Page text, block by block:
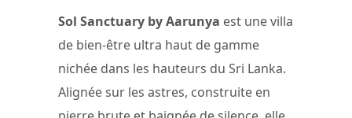
Sol Sanctuary by Aarunya est une villa
de bien-être ultra haut de gamme
nichée dans les hauteurs du Sri Lanka.
Alignée sur les astres, construite en